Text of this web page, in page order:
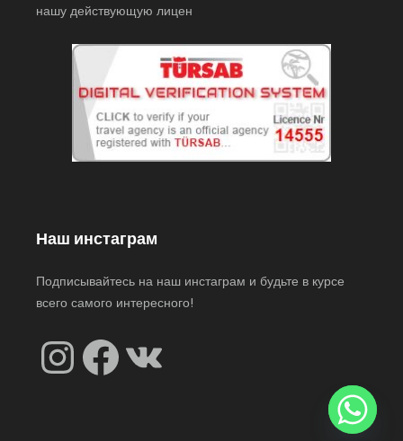
нашу действующую лицен
Наш инстаграм
Подписывайтесь на наш инстаграм и будьте в курсе
всего самого интересного!
Instagram
Facebook
VK